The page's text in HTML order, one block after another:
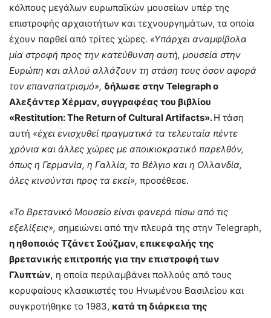
κόλπους μεγάλων ευρωπαϊκών μουσείων υπέρ της
επιστροφής αρχαιοτήτων και τεχνουργημάτων, τα οποία
έχουν παρθεί από τρίτες χώρες. «Υπάρχει αναμφίβολα
μία στροφή προς την κατεύθυνση αυτή, μουσεία στην
Ευρώπη και αλλού αλλάζουν τη στάση τους όσον αφορά
τον επαναπατρισμό», δήλωσε στην Telegraph o
Αλεξάντερ Χέρμαν, συγγραφέας του βιβλίου
«Restitution: The Return of Cultural Artifacts».Η τάση
αυτή «έχει ενισχυθεί πραγματικά τα τελευταία πέντε
χρόνια και άλλες χώρες με αποικιοκρατικό παρελθόν,
όπως η Γερμανία, η Γαλλία, το Βέλγιο και η Ολλανδία,
όλες κινούνται προς τα εκεί», προσέθεσε.
«Το Βρετανικό Μουσείο είναι φανερά πίσω από τις
εξελίξεις», σημειώνει από την πλευρά της στην Telegraph,
η ηθοποιός Τζάνετ Σούζμαν, επικεφαλής της
βρετανικής επιτροπής για την επιστροφή των
Γλυπτών, η οποία περιλαμβάνει πολλούς από τους
κορυφαίους κλασικιστές του Ηνωμένου Βασιλείου και
συγκροτήθηκε το 1983, κατά τη διάρκεια της